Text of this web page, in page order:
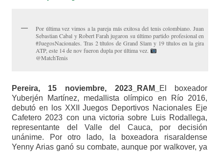
Por última vez vimos a la pareja más exitosa del tenis colombiano. Juan
Sebastian Cabal y Robert Farah jugaron su último partido profesional en
#JuegosNacionales. Tras 2 títulos de Grand Slam y 19 títulos en la gira
ATP, este 14 de nov fueron dupla por última vez.
@MatchTenis
Pereira, 15 noviembre, 2023_RAM_
El boxeador
Yuberjén Martínez, medallista olímpico en Río 2016,
debutó en los XXII Juegos Deportivos Nacionales Eje
Cafetero 2023 con una victoria sobre Luis Rodallega,
representante del Valle del Cauca, por decisión
unánime. Por otro lado, la boxeadora risaraldense
Yenny Arias ganó su combate, aunque por walkover, ya